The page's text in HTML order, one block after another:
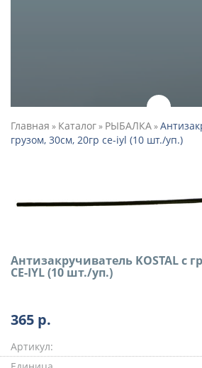
Главная » Каталог» РЫБАЛКА»
грузом, 30см, 20гр ce-iyl (10 шт./уп.)
Антизакручиватель KOSTAL с
CE-IYL (10 шт./уп.)
365 р.
Артикул: